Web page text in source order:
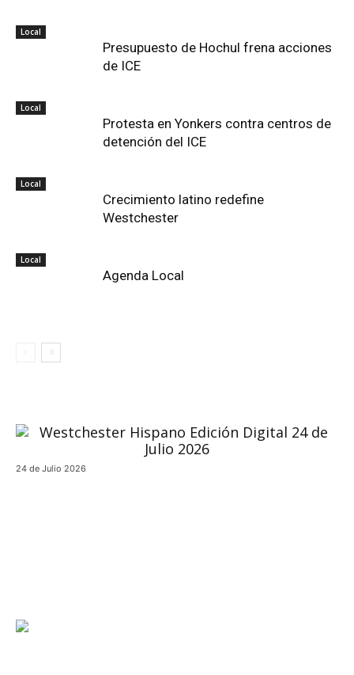
Local
Presupuesto de Hochul frena acciones
de ICE
Local
Protesta en Yonkers contra centros de
detención del ICE
Local
Crecimiento latino redefine
Westchester
Local
Agenda Local
24 de Julio 2026